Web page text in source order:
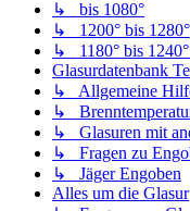
↳ bis 1080°
↳ 1200° bis 1280°
↳ 1180° bis
Glasurdatenbank
↳ Allgemeine
↳
↳ Glasuren mit
↳ Fragen zu
↳ Jäger Engoben
Alles um die Glasur